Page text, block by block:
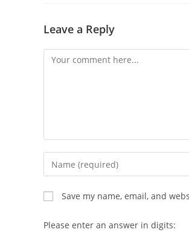
Leave a Reply
Comment
Enter
your
name
or
username
Save my name, email, and
Please enter an answer in digits: